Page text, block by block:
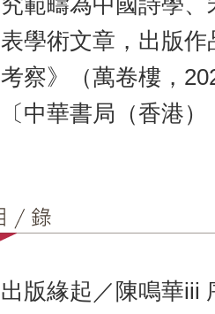
表學術文章，出版
考察》（萬卷樓，
〔中華書局（香港
出版緣起／陳鳴華iii